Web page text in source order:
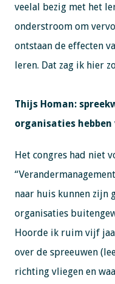
veelal bezig met het
onderstroom om
ontstaan de effecten
leren. Dat zag ik hier
Thijs Homan:
organisaties hebben
Het congres had niet
naar huis kunnen zijn
organisaties
Hoorde ik ruim vijf
over de spreeuwen
richting vliegen en